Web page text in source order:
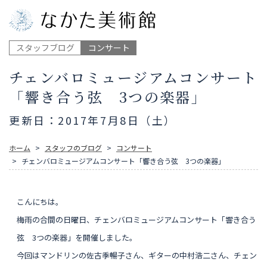
スタッフブログ コンサート
チェンバロミュージアムコンサート
「響き合う弦 3つの楽器」
更新日：2017年7月8日（土）
ホーム スタッフのブログ
コンサート
チェンバロミュージアムコンサート「響き合う弦 3つの楽器」
こんにちは。
梅雨の合間の日曜日、 チェンバロミュージアムコンサート「響き合う
弦 3つの楽器」を開催しました。
今回はマンドリンの佐古季暢子さん、ギターの中村浩二さん、チェン